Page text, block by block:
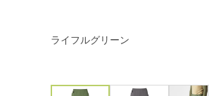
ライフルグリーン